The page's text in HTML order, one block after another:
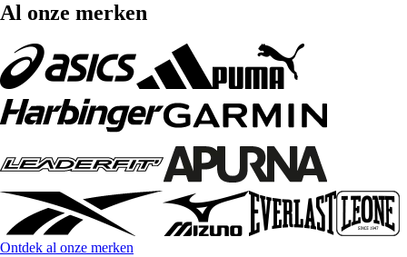
Al onze merken
Ontdek al onze merken